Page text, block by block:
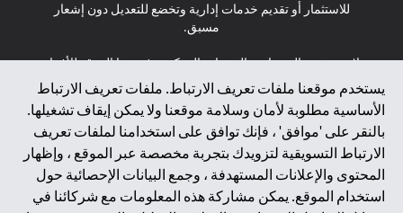
يستخدم موقعنا ملفات تعريف الارتباط. ملفات تعريف الارتباط
الأساسية مطلوبة لأمان وسلامة موقعنا ولا يمكن إيقاف تشغيلها.
بالنقر على 'موافق' ، فإنك توافق على استخدامنا لملفات تعريف
الارتباط التسويقية لتزويدك بتجربة مخصصة عبر الموقع ، وإظهار
المحتوى والإعلانات المستهدفة ، وجمع البيانات الإحصائية حول
استخدام الموقع. يمكن مشاركة هذه المعلومات مع شركائنا في
للاستثمار أو تقديم خدمات إدارية وتخضع للتعديل دون إشعار
مسبق.
لا يتم تقديم المنتجات والخدمات المذكورة في هذا الموقع للأفراد
المقيمين في الاتحاد الأوروبي أو المنطقة الاقتصادية الأوروبية أو
سويسرا أو غيرنسي أو جيرسي أو موناكو أو سان مارينو أو
الفاتيكان أو جزيرة مان أو المملكة المتحدة أو خصوصية البيانات
(لائحة حماية البيانات العامة \ قانون حماية البيانات الشخصية
العامة \ قانون خصوصية نيوزيلندا). المحتوى الموجود في هذه
الصفحة ليس ولا ينبغي تفسيره على أنه عرض أو دعوة أو دعوة
لشراء أو بيع أي من المنتجات والخدمات المذكورة هنا لمثل هؤلاء
الأفراد.